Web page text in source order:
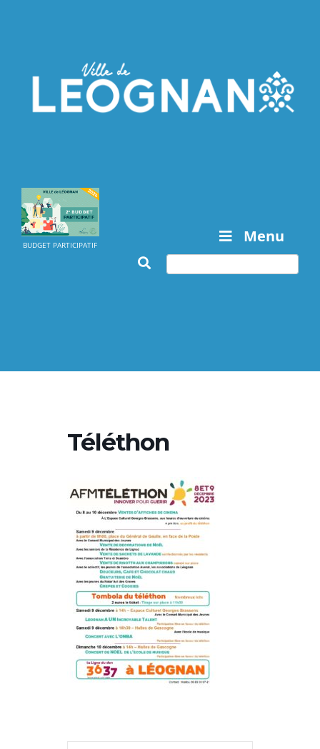
BUDGET PARTICIPATIF Menu
Téléthon